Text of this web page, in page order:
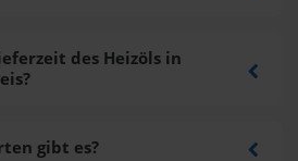
des Heizöls in
gibt es?